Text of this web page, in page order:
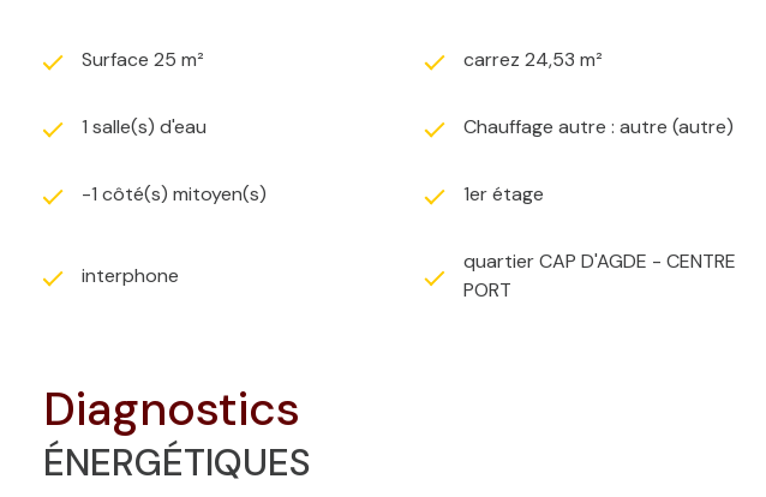
Surface 25 m² carrez 24,53 m²
1 salle(s) d'eau Chauffage autre : autre (autre)
-1 côté(s) mitoyen(s) 1er étage
interphone
quartier CAP D'AGDE - CENTRE
PORT
diagnostics
ÉNERGÉTIQUES